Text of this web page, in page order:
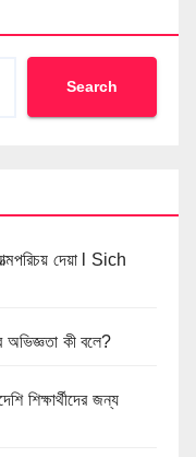
Search
দেয়া l Sich
অভিজ্ঞতা কী বলে?
শিক্ষার্থীদের জন্য